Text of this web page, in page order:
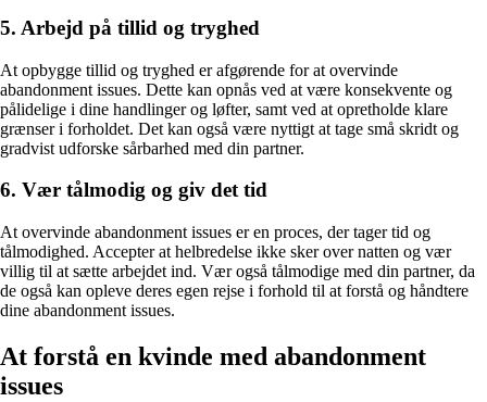
5. Arbejd på tillid og tryghed
At opbygge tillid og tryghed er afgørende for at overvinde
abandonment issues. Dette kan opnås ved at være konsekvente og
pålidelige i dine handlinger og løfter, samt ved at opretholde klare
grænser i forholdet. Det kan også være nyttigt at tage små skridt og
gradvist udforske sårbarhed med din partner.
6. Vær tålmodig og giv det tid
At overvinde abandonment issues er en proces, der tager tid og
tålmodighed. Accepter at helbredelse ikke sker over natten og vær
villig til at sætte arbejdet ind. Vær også tålmodige med din partner, da
de også kan opleve deres egen rejse i forhold til at forstå og håndtere
dine abandonment issues.
At forstå en kvinde med abandonment
issues